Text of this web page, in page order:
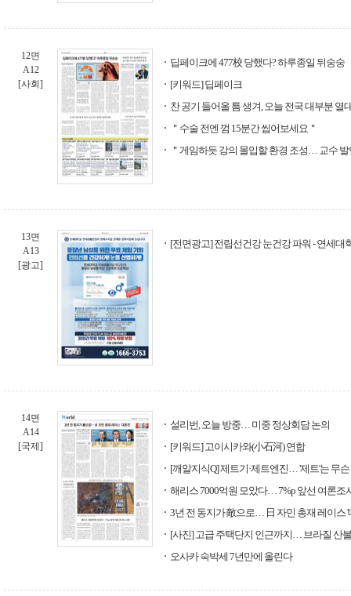
12면
A12
[사회]
딥페이크에 477校 당했다? 하루종일 뒤숭숭
[키워드] 딥페이크
찬 공기 들어올 틈 생겨, 오늘 전국 대부분 열
＂수술 전엔 껌 15분간 씹어보세요＂
＂게임하듯 강의 몰입할 환경 조성… 교수
13면
A13
[광고]
[전면광고] 전립선건강 눈건강 파워 - 연세대
14면
A14
[국제]
설리번, 오늘 방중… 미중 정상회담 논의
[키워드] 고이시카와(小石河) 연합
[깨알지식Q] 제트기·제트엔진… '제트'는 무슨
해리스 7000억원 모았다… 7%p 앞선 여론조
3년 전 동지가 敵으로… 日 자민 총재 레이스 '
[사진] 고급 주택단지 인근까지… 브라질 산
오사카 숙박세 7년만에 올린다